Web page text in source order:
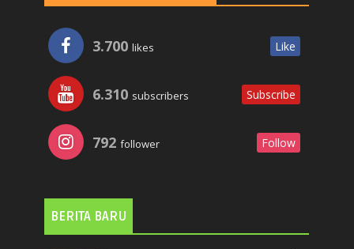
3.700 likes Like
6.310 subscribers Subscribe
792 follower Follow
BERITA BARU